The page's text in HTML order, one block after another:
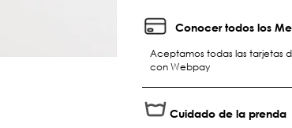
Conocer todos los
Aceptamos todas las tarjetas
con Webpay
Cuidado de la prenda